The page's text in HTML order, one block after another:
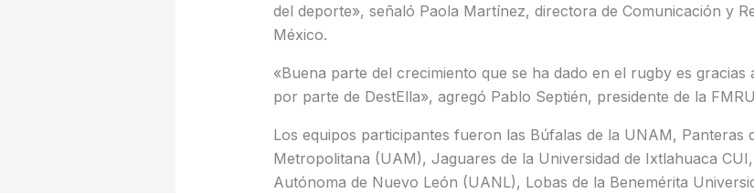
del deporte», señaló Paola Martínez, directora de Comunicación y
México.
«Buena parte del crecimiento que se ha dado en el rugby es gracias
por parte de DestElla», agregó Pablo Septién, presidente de la
Los equipos participantes fueron las Búfalas de la UNAM, Panteras
Metropolitana (UAM), Jaguares de la Universidad de Ixtlahuaca
Autónoma de Nuevo León (UANL), Lobas de la Benemérita